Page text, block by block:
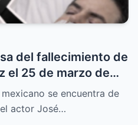
del fallecimiento de
el 25 de marzo de
se encuentra de
actor José…